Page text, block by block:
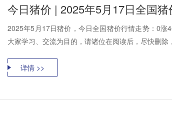
今日猪价 | 2025年5月17日全国猪
2025年5月17日猪价，今日全国猪价行情走势：0
大家学习、交流为目的，请诸位在阅读后，尽快删除
详情 >>